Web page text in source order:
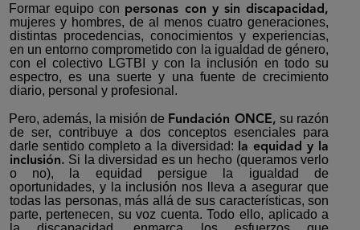
Formar equipo con personas con y sin discapacidad,
mujeres y hombres, de al menos cuatro generaciones,
distintas procedencias, conocimientos y experiencias,
en un entorno comprometido con la igualdad de género,
con el colectivo LGTBI y con la inclusión en todo su
espectro, es una suerte y una fuente de crecimiento
diario, personal y profesional.
Pero, además, la misión de Fundación ONCE, su razón
de ser, contribuye a dos conceptos esenciales para
darle sentido completo a la diversidad:
la equidad y la
inclusión. Si la diversidad es un hecho (queramos verlo
o no), la equidad persigue la igualdad de
oportunidades, y la inclusión nos lleva a asegurar que
todas las personas, más allá de sus características, son
parte, pertenecen, su voz cuenta. Todo ello, aplicado a